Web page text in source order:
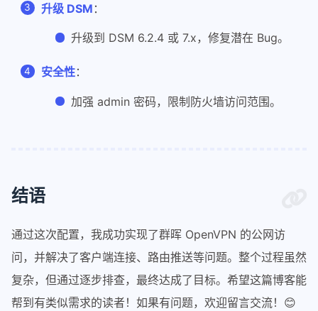
升级 DSM ：
升级到 DSM 6.2.4 或 7.x，修复潜在 Bug。
安全性：
加强 admin 密码，限制防火墙访问范围。
结语
通过这次配置，我成功实现了群晖 OpenVPN 的公网访
问，并解决了客户端连接、路由推送等问题。整个过程虽然
复杂，但通过逐步排查，最终达成了目标。希望这篇博客能
帮到有类似需求的读者！如果有问题，欢迎留言交流！😊